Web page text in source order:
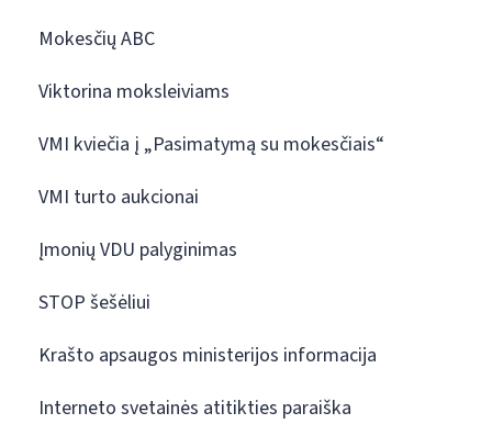
Mokesčių ABC
Viktorina moksleiviams
VMI kviečia į „Pasimatymą su mokesčiais“
VMI turto aukcionai
Įmonių VDU palyginimas
STOP šešėliui
Krašto apsaugos ministerijos informacija
Interneto svetainės atitikties paraiška